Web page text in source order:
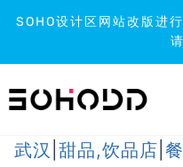
SOHO设计区网站改版进
到
武汉 甜品,饮品店